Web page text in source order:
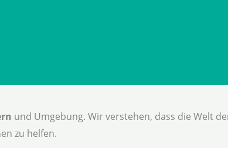
und Umgebung. Wir verstehen, dass die Welt
zu helfen.